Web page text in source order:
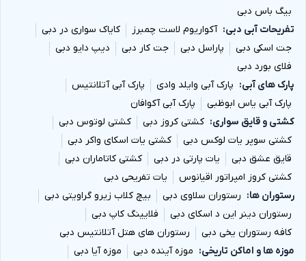
بیگ باس دبی
تفریحات آبی دبی
آکواریوم لاست چمبرز
کایاک سواری در دبی
جت اسکی دبی
پاراسل دبی جت کار دبی
دیپ دایو دبی
فلای بورد دبی
پارک های آبی
پارک آبی وایلد وادی
پارک آبی آتلانتیس
پارک آبی یاس ابوظبی
پارک آبی آکوافان
کشتی و قایق سواری
کشتی کروز دبی
کشتی لوتوس دبی
کشتی سوپر یات لوکس دبی
کشتی یات اسکای واکر دبی
قایق عشق دبی
یات پارتی در دبی
کشتی کاتاماران دبی
کشتی کروز امپراتور اقیانوس
یات تفریحی دبی
رستوران ها
رستوران سلاوی دبی
بیچ کلاب زیرو گراویتی دبی
رستوران دینر این د اسکای دبی
فلایینگ کاپ دبی
کافه رستوران یخی دبی
رستوران های هتل آتلانتیس دبی
موزه ها و اماکن تاریخی
موزه آینده دبی
موزه آیا دبی